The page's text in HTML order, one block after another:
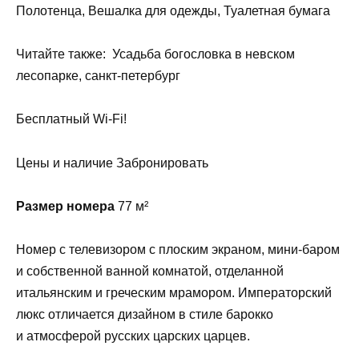
Полотенца, Вешалка для одежды, Туалетная бумага
Читайте также: Усадьба богословка в невском
лесопарке, санкт-петербург
Бесплатный Wi-Fi!
Цены и наличие Забронировать
Размер номера 77 м²
Номер с телевизором с плоским экраном, мини-баром
и собственной ванной комнатой, отделанной
итальянским и греческим мрамором. Императорский
люкс отличается дизайном в стиле барокко
и атмосферой русских царских царцев.